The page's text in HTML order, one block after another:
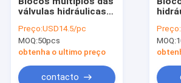
Notícia
Peça umas citações
válvulas hidráulicas
sistema de caminhão
da empilhadeira
Preço:USD14.5/pc
MOQ:50pcs
obtenha o ultimo preço
contacto
G3/8
Preço:
MOQ: